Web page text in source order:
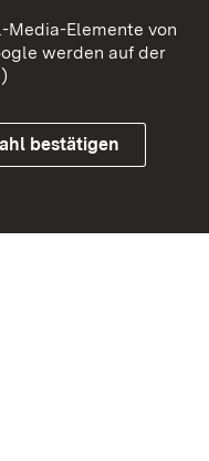
Elemente von
werden auf der
bestätigen